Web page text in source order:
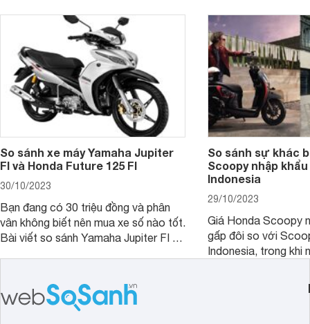
So sánh xe máy Yamaha Jupiter
FI và Honda Future 125 FI
30/10/2023
Bạn đang có 30 triệu đồng và phân
vân không biết nên mua xe số nào tốt.
Bài viết so sánh Yamaha Jupiter FI và
So sánh sự khác
Scoopy nhập
Indonesia
29/10/2023
Giá Honda Scoopy
gấp đôi so với
Indonesia, trong khi
chênh lệch giá lớn
sánh Honda